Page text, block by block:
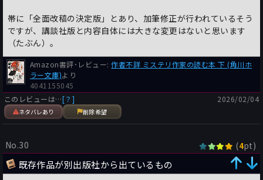
帯に「全面改稿の決定版」とあり、加筆修正が行われているそう
ですが、講談社版と内容自体には大きな変更はないと思います
（たぶん）。
Amazon書評･レビュー:作者不詳 ミステリ作家の読む本 下 (角川ホ
ラー文庫)より
4041155045
このレビューは…[？]
ネタバレあり 削除希望
2026/02/04
No.30 (4pt)
既存作品が別出版社から出ているもの